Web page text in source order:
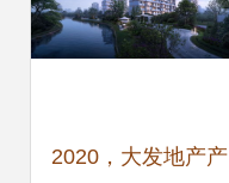
2020，大发地产产